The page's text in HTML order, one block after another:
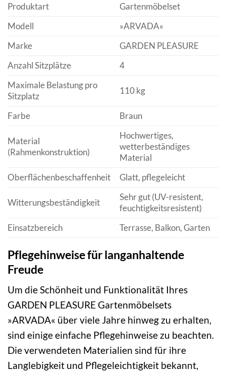
Produktart
Gartenmöbelset
Modell
»ARVADA«
Marke
GARDEN PLEASURE
Anzahl Sitzplätze
4
Maximale Belastung pro
Sitzplatz
110 kg
Farbe Braun
Material
(Rahmenkonstruktion)
Hochwertiges,
wetterbeständiges
Material
Oberflächenbeschaffenheit
Glatt, pflegeleicht
Witterungsbeständigkeit
Sehr gut (UV-resistent,
feuchtigkeitsresistent)
Einsatzbereich
Terrasse, Balkon, Garten
Pflegehinweise für langanhaltende
Freude
Um die Schönheit und Funktionalität Ihres
GARDEN PLEASURE Gartenmöbelsets
»ARVADA« über viele Jahre hinweg zu erhalten,
sind einige einfache Pflegehinweise zu beachten.
Die verwendeten Materialien sind für ihre
Langlebigkeit und Pflegeleichtigkeit bekannt,